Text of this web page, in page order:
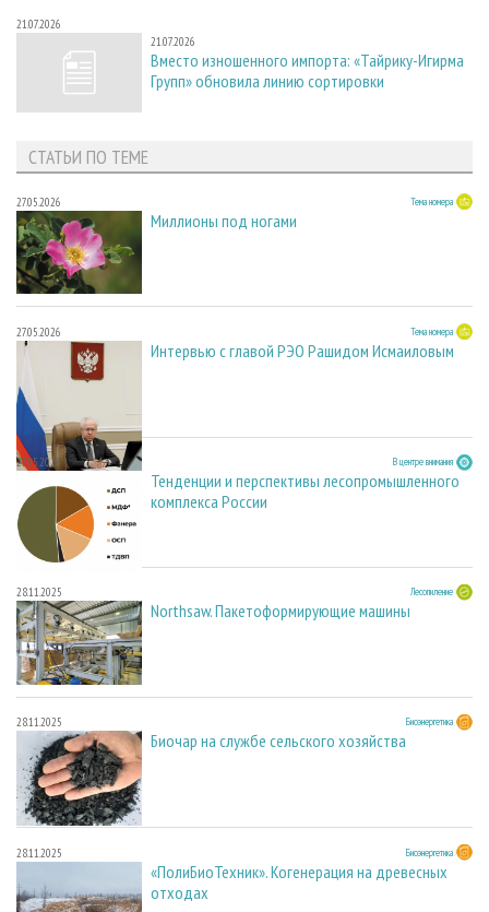
21.07.2026
21.07.2026
Вместо изношенного импорта: «Тайрику-Игирма
Групп» обновила линию сортировки
СТАТЬИ ПО ТЕМЕ
27.05.2026 Тема номера
Миллионы под ногами
27.05.2026 Тема номера
Интервью с главой РЭО Рашидом Исмаиловым
27.05.2026 В центре внимания
Тенденции и перспективы лесопромышленного
комплекса России
28.11.2025 Лесопиление
Northsaw. Пакетоформирующие машины
28.11.2025 Биоэнергетика
Биочар на службе сельского хозяйства
28.11.2025 Биоэнергетика
«ПолиБиоТехник». Когенерация на древесных
отходах